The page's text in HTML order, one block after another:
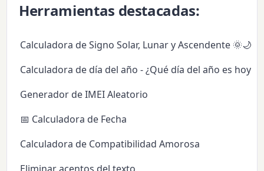
Herramientas destacadas:
Calculadora de Signo Solar, Lunar y Ascendente 🌞🌙✨
Calculadora de día del año - ¿Qué día del año es hoy?
Generador de IMEI Aleatorio
📅 Calculadora de Fecha
Calculadora de Compatibilidad Amorosa